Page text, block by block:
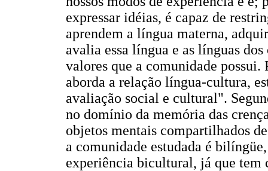
expressar idéias, é capaz de
aprendem a língua materna,
avalia essa língua e as línguas
valores que a comunidade
aborda a relação língua-cultura,
avaliação social e cultural".
no domínio da memória das
objetos mentais compartilhados
a comunidade estudada é
experiência bicultural, já que tem